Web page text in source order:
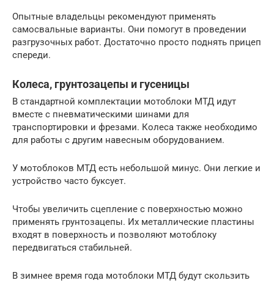
Опытные владельцы рекомендуют применять
самосвальные варианты. Они помогут в проведении
разгрузочных работ. Достаточно просто поднять прицеп
спереди.
Колеса, грунтозацепы и гусеницы
В стандартной комплектации мотоблоки МТД идут
вместе с пневматическими шинами для
транспортировки и фрезами. Колеса также необходимо
для работы с другим навесным оборудованием.
У мотоблоков МТД есть небольшой минус. Они легкие и
устройство часто буксует.
Чтобы увеличить сцепление с поверхностью можно
применять грунтозацепы. Их металлические пластины
входят в поверхность и позволяют мотоблоку
передвигаться стабильней.
В зимнее время года мотоблоки МТД будут скользить